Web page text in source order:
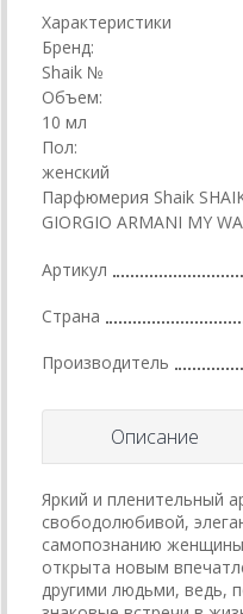
Характеристики
Бренд:
Shaik №
Объем:
10 мл
Пол:
женский
Парфюмерия Shaik
GIORGIO ARMANI MY
Артикул
Страна
Производитель
Описание
Яркий и пленительный
свободолюбивой,
самопознанию
открыта новым
другими людьми, ведь,